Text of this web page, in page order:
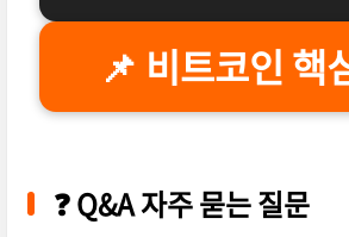
📌 비트코인 핵
❓ Q&A 자주 묻는 질문